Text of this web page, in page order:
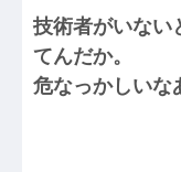
技術者がいない
てんだか。
危なっかしいな